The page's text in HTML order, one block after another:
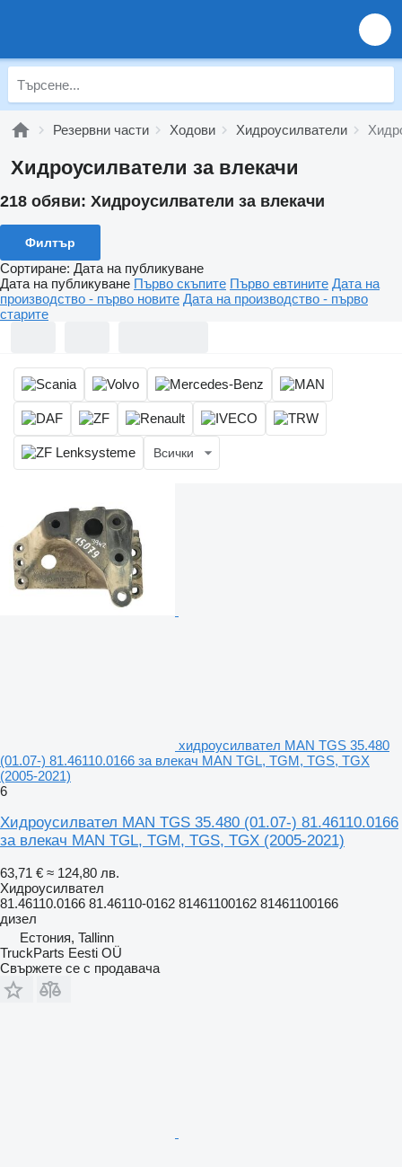
Резервни части Ходови Хидроусилватели
Хидроусилватели за влекачи
218 обяви: Хидроусилватели за влекачи
Филтър
Сортиране: Дата на публикуване
Дата на публикуване Първо скъпите Първо евтините Дата на
производство - първо новите Дата на производство - първо
старите
Всички
хидроусилвател MAN TGS 35.480
(01.07-) 81.46110.0166 за влекач MAN TGL, TGM, TGS, TGX
(2005-2021)
6
Хидроусилвател MAN TGS 35.480 (01.07-) 81.46110.0166
за влекач MAN TGL, TGM, TGS, TGX (2005-2021)
63,71 € ≈ 124,80 лв.
Хидроусилвател
81.46110.0166 81.46110-0162 81461100162 81461100166
дизел
Естония, Tallinn
TruckParts Eesti OÜ
Свържете се с продавача